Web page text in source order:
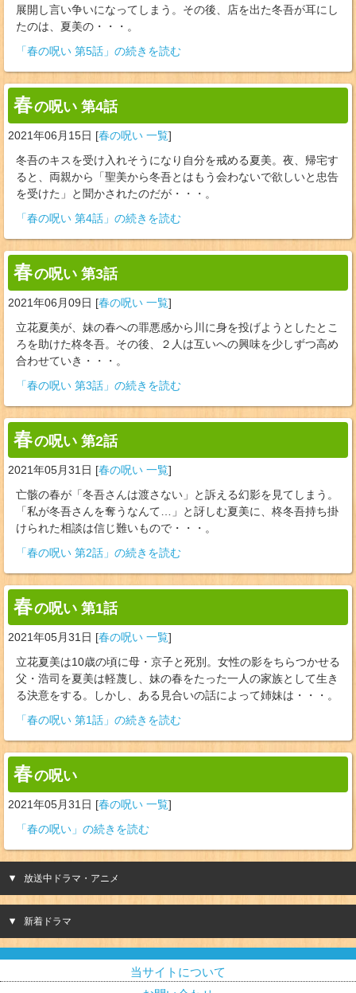
展開し言い争いになってしまう。その後、店を出た冬吾が耳にし
たのは、夏美の・・・。
「春の呪い 第5話」の続きを読む
春の呪い 第4話
2021年06月15日 [春の呪い 一覧]
冬吾のキスを受け入れそうになり自分を戒める夏美。夜、帰宅す
ると、両親から「聖美から冬吾とはもう会わないで欲しいと忠告
を受けた」と聞かされたのだが・・・。
「春の呪い 第4話」の続きを読む
春の呪い 第3話
2021年06月09日 [春の呪い 一覧]
立花夏美が、妹の春への罪悪感から川に身を投げようとしたとこ
ろを助けた柊冬吾。その後、２人は互いへの興味を少しずつ高め
合わせていき・・・。
「春の呪い 第3話」の続きを読む
春の呪い 第2話
2021年05月31日 [春の呪い 一覧]
亡骸の春が「冬吾さんは渡さない」と訴える幻影を見てしまう。
「私が冬吾さんを奪うなんて…」と訝しむ夏美に、柊冬吾持ち掛
けられた相談は信じ難いもので・・・。
「春の呪い 第2話」の続きを読む
春の呪い 第1話
2021年05月31日 [春の呪い 一覧]
立花夏美は10歳の頃に母・京子と死別。女性の影をちらつかせる
父・浩司を夏美は軽蔑し、妹の春をたった一人の家族として生き
る決意をする。しかし、ある見合いの話によって姉妹は・・・。
「春の呪い 第1話」の続きを読む
春の呪い
2021年05月31日 [春の呪い 一覧]
「春の呪い」の続きを読む
放送中ドラマ・アニメ
新着ドラマ
当サイトについて